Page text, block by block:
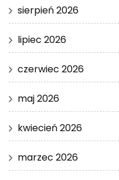
sierpień 2026
lipiec 2026
czerwiec 2026
maj 2026
kwiecień 2026
marzec 2026